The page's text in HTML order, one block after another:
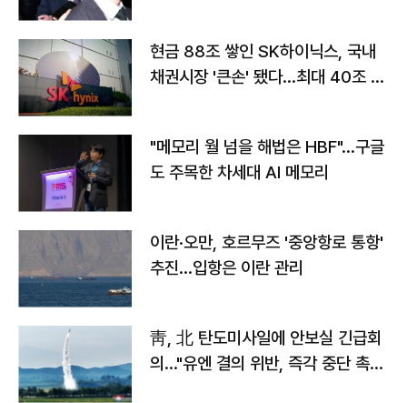
현금 88조 쌓인 SK하이닉스, 국내
채권시장 '큰손' 됐다…최대 40조 투
"메모리 월 넘을 해법은 HBF"…구글
도 주목한 차세대 AI 메모리
이란·오만, 호르무즈 '중앙항로 통항'
추진…입항은 이란 관리
靑, 北 탄도미사일에 안보실 긴급회
의…"유엔 결의 위반, 즉각 중단 촉